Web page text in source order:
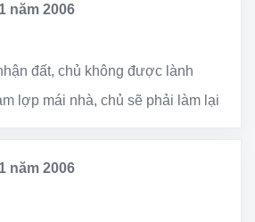
năm 2006
đất, chủ không được lành
lợp mái nhà, chủ sẽ phải làm lại
năm 2006